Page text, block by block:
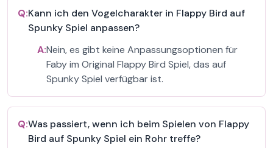
Q:Kann ich den Vogelcharakter in Flappy Bird auf
Spunky Spiel anpassen?
A:Nein, es gibt keine Anpassungsoptionen für
Faby im Original Flappy Bird Spiel, das auf
Spunky Spiel verfügbar ist.
Q:Was passiert, wenn ich beim Spielen von Flappy
Bird auf Spunky Spiel ein Rohr treffe?